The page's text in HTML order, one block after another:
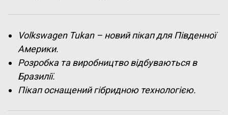
Volkswagen Tukan – новий пікап для Південної
Америки.
Розробка та виробництво відбуваються в
Бразилії.
Пікап оснащений гібридною технологією.